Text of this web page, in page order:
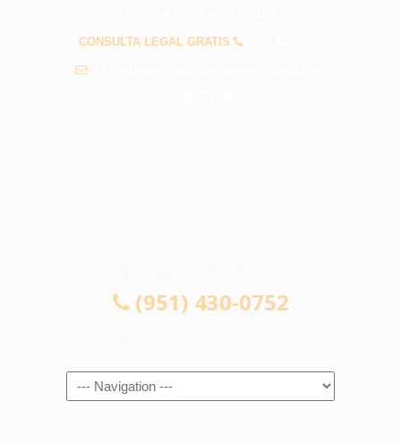
CONSULTA LEGAL GRATIS
(951) 430-0752
Navigation